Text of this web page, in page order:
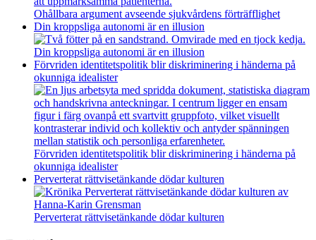
Ohållbara argument avseende sjukvårdens förträfflighet
Din kroppsliga autonomi är en illusion
Din kroppsliga autonomi är en illusion
Förvriden identitetspolitik blir diskriminering i händerna på
okunniga idealister
Förvriden identitetspolitik blir diskriminering i händerna på
okunniga idealister
Perverterat rättvisetänkande dödar kulturen
Perverterat rättvisetänkande dödar kulturen